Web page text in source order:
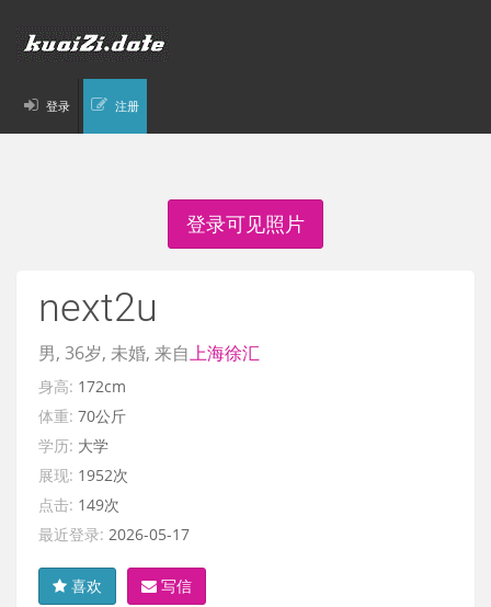
登录 注册
登录可见照片
next2u
男, 36岁, 未婚, 来自上海徐汇
身高: 172cm
体重: 70公斤
学历: 大学
展现: 1952次
点击: 149次
最近登录: 2026-05-17
喜欢 写信